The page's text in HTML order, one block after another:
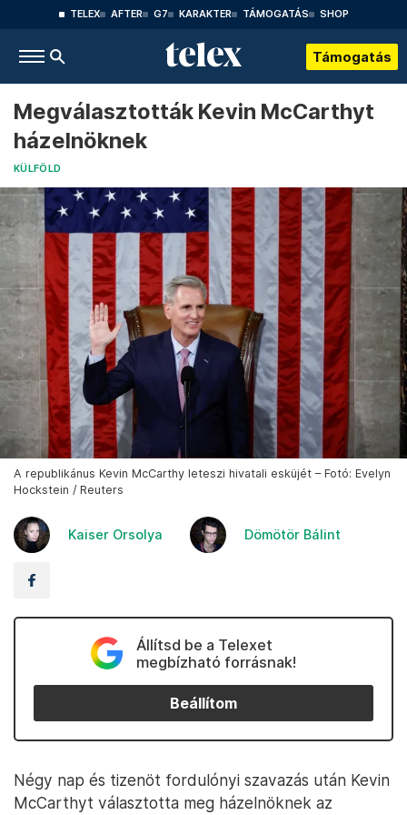
TELEX AFTER G7 KARAKTER TÁMOGATÁS SHOP
Támogatás
Megválasztották Kevin McCarthyt
házelnöknek
KÜLFÖLD
A republikánus Kevin McCarthy leteszi hivatali esküjét – Fotó: Evelyn
Hockstein / Reuters
Kaiser Orsolya Dömötör Bálint
Állítsd be a Telexet
megbízható forrásnak!
Beállítom
Négy nap és tizenöt fordulónyi szavazás után Kevin
McCarthyt választotta meg házelnöknek az